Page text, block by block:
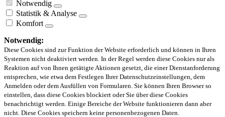
Notwendig
Statistik & Analyse
Komfort
Notwendig:
Diese Cookies sind zur Funktion der Website erforderlich und können in Ihren
Systemen nicht deaktiviert werden. In der Regel werden diese Cookies nur als
Reaktion auf von Ihnen getätigte Aktionen gesetzt, die einer Dienstanforderung
entsprechen, wie etwa dem Festlegen Ihrer Datenschutzeinstellungen, dem
Anmelden oder dem Ausfüllen von Formularen. Sie können Ihren Browser so
einstellen, dass diese Cookies blockiert oder Sie über diese Cookies
benachrichtigt werden. Einige Bereiche der Website funktionieren dann aber
nicht. Diese Cookies speichern keine personenbezogenen Daten.